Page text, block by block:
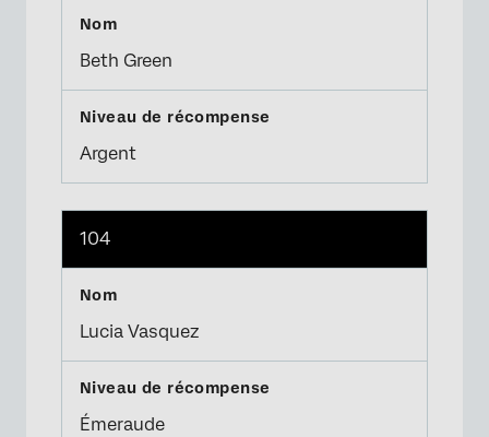
Beth Green
Argent
104
Lucia Vasquez
Émeraude